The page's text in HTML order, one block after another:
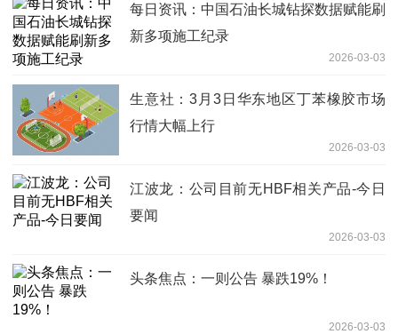
每日资讯：中国石油长城钻探数据赋能刷
新多项施工纪录
2026-03-03
生意社：3月3日华东地区丁苯橡胶市场
行情大幅上行
2026-03-03
江波龙：公司目前无HBF相关产品-今日
要闻
2026-03-03
头条焦点：一则公告 暴跌19%！
2026-03-03